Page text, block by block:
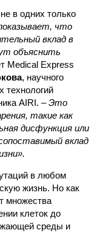
в одних только
что
вклад в
объяснить
Medical Express
, научного
технологий
AIRI. –Это
такие как
дисфункция или
вклад
в любом
жизнь. Но как
множества
клеток до
среды и